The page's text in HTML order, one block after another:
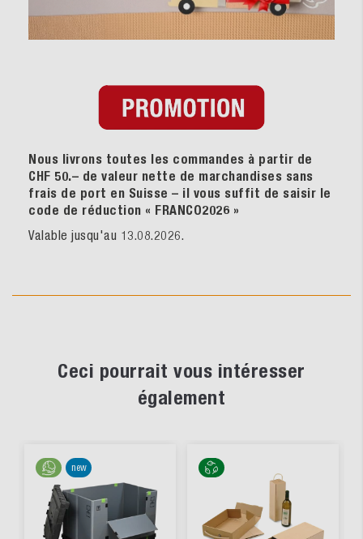
Nous livrons toutes les commandes à partir de
CHF 50.– de valeur nette de marchandises sans
frais de port en Suisse – il vous suffit de saisir le
code de réduction « FRANCO2026 »
Valable jusqu'au 13.08.2026.
Ceci pourrait vous intéresser
également
new